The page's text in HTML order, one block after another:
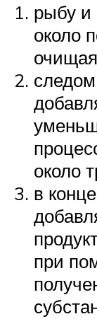
рыбу и
около
около
в
при